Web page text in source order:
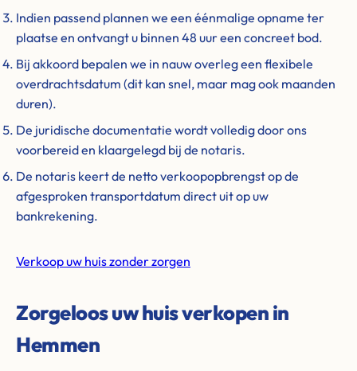
Indien passend plannen we een éénmalige opname ter
plaatse en ontvangt u binnen 48 uur een concreet bod.
Bij akkoord bepalen we in nauw overleg een flexibele
overdrachtsdatum (dit kan snel, maar mag ook maanden
duren).
De juridische documentatie wordt volledig door ons
voorbereid en klaargelegd bij de notaris.
De notaris keert de netto verkoopopbrengst op de
afgesproken transportdatum direct uit op uw
bankrekening.
Verkoop uw huis zonder zorgen
Zorgeloos uw huis verkopen in
Hemmen